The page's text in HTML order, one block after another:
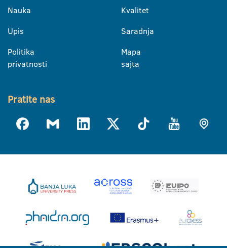
Nauka
Upis
Politika
privatnosti
Kvalitet
Saradnja
Mapa
sajta
Pratite nas